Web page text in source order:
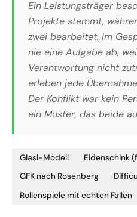
Ein Leistungsträger
Projekte stemmt,
zwei bearbeitet. Im
nie eine Aufgabe ab,
Verantwortung nicht
erleben jede
Der Konflikt war kein
ein Muster, das beide
Glasl-Modell
Eidenschink
GFK nach Rosenberg
Rollenspiele mit echten Fällen